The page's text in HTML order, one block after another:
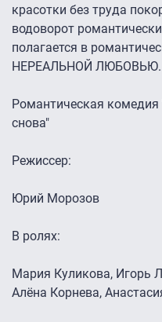
красотки без труда
водоворот
полагается в
НЕРЕАЛЬНОЙ
Романтическая комедия
снова"
Режиссер:
Юрий Морозов
В ролях:
Мария Куликова, Игорь
Алёна Корнева,